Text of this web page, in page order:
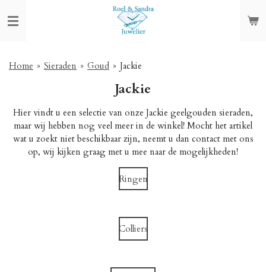
direct
hoofdinhoud
Home » Sieraden » Goud » Jackie
Jackie
Hier vindt u een selectie van onze Jackie geelgouden sieraden,
maar wij hebben nog veel meer in de winkel! Mocht het artikel
wat u zoekt niet beschikbaar zijn, neemt u dan contact met ons
op, wij kijken graag met u mee naar de mogelijkheden!
Ringen
Colliers